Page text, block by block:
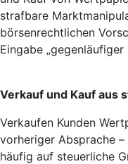
strafbare
börsenrechtlichen
Eingabe
Verkauf und Kauf aus
Verkaufen Kunden
vorheriger Absprache
häufig auf steuerliche